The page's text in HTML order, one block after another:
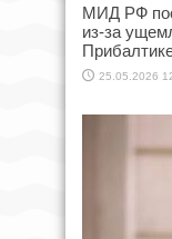
МИД РФ
из-за
25.05.2026